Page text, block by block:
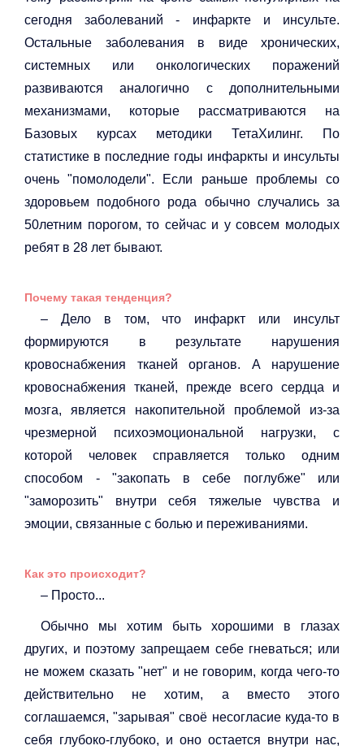
сегодня заболеваний - инфаркте и инсульте.
Остальные заболевания в виде хронических,
системных или онкологических поражений
развиваются аналогично с дополнительными
механизмами, которые рассматриваются на
Базовых курсах методики ТетаХилинг. По
статистике в последние годы инфаркты и инсульты
очень "помолодели". Если раньше проблемы со
здоровьем подобного рода обычно случались за
50летним порогом, то сейчас и у совсем молодых
ребят в 28 лет бывают.
Почему такая тенденция?
– Дело в том, что инфаркт или инсульт
формируются в результате нарушения
кровоснабжения тканей органов. А нарушение
кровоснабжения тканей, прежде всего сердца и
мозга, является накопительной проблемой из-за
чрезмерной психоэмоциональной нагрузки, с
которой человек справляется только одним
способом - "закопать в себе поглубже" или
"заморозить" внутри себя тяжелые чувства и
эмоции, связанные с болью и переживаниями.
Как это происходит?
– Просто...
Обычно мы хотим быть хорошими в глазах
других, и поэтому запрещаем себе гневаться; или
не можем сказать "нет" и не говорим, когда чего-то
действительно не хотим, а вместо этого
соглашаемся, "зарывая" своё несогласие куда-то в
себя глубоко-глубоко, и оно остается внутри нас,